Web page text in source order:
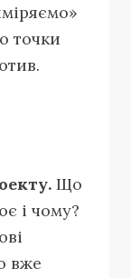
точки
Що
і чому?
вже